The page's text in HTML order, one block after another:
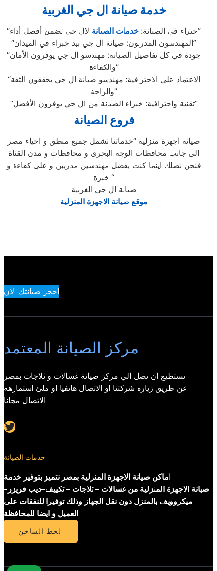
خدمة صيانة ال جي الغربية
“خبراء في الصيانة: خدمات الصيانة
لال جي تضمن أفضل أداء”
“المهندسون المدربون: صيانة ال جي بيد خبراء في الميدان”
“جودة في كل تفاصيل الصيانة: مهندسو ال جي يوفرون الأمان
والكفاءة”
“الاعتماد على الاحترافية: مهندسو صيانة ال جي يحققون الثقة
والراحة”
“تقنية واحترافية: خبراء الصيانة من ال جي يوفرون الأفضل”
فروع الصيانة
صيانة اجهزة منزلية “خدماتنا تشمل جميع منطق و احياء مصر
الى جانب محافظات الوجه البحرى و محافظات و مدن القناة
فنحن نصلك اينما كنت بفضل مهندسين مدربين و على كفاءة و
خبرة “
صيانة ال جي الغربية
موقع صيانة الاجهزة المنزلية
احجز صيانتك الان
مركز الصيانة المعتمد
تستطيع ان تصل الي مركز صيانة غسالات و ثلاجات بمصر
عن طريق زياره شركتنا او الاتصال هاتفيا او ملئ استمارهه
الاتصال مجانا
Twitter
خدمات الصيانة
اماكن صيانة الاجهزة المنزلية بمصر نتميز بتوفير خدمة
صيانة الاجهزة المنزلية من غسالات – ثلاجات – تكييف–ديب فريزر-
ميكروويف بالمنزل دون نقل الجهاز وذلك توفيرا للنفقات على
العميل و ايضا للمحافظة
الخط الساخن